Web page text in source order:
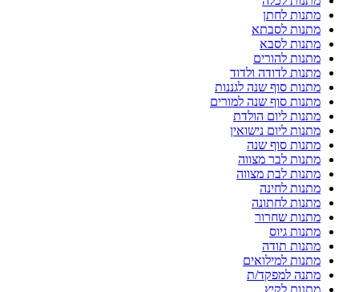
מתנות לחתן
מתנות לסבתא
מתנות לסבא
מתנות להורים
מתנות לדודה ולדוד
מתנות סוף שנה לגננות
מתנות סוף שנה למורים
מתנות ליום הולדת
מתנות ליום נישואין
מתנות סוף שנה
מתנות לבר מצווה
מתנות לבת מצווה
מתנות לחינה
מתנות לחתונה
מתנות שחרור
מתנות גיוס
מתנות תודה
מתנות למילואים
מתנה למפקד/ת
מתנות לקיץ